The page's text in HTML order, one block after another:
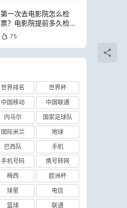
第一次去电影院怎么检
票？电影院提前多久检票
进场75
世界排名
世界杯
中国移动
中国联通
内马尔
国家足球队
国际米兰
地球
巴西队
手机
手机号码
携号转网
梅西
欧洲杯
球星
电信
篮球 联通